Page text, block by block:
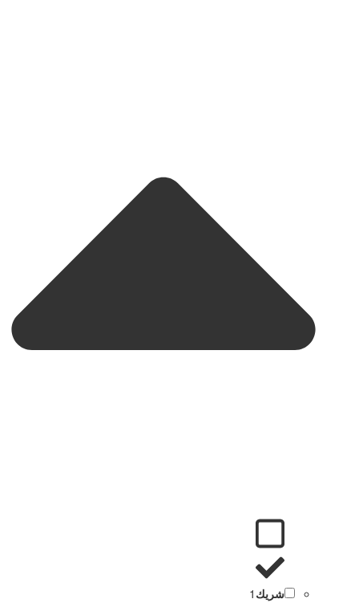
شريك1